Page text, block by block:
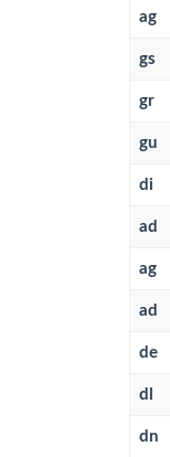
ag
gs
gr
gu
di
ad
ag
ad
de
dl
dn